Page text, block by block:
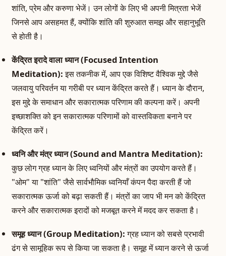
शांति, प्रेम और करुणा भेजें। उन लोगों के लिए भी अपनी मित्रता भेजें
जिनसे आप असहमत हैं, क्योंकि शांति की शुरुआत समझ और सहानुभूति
से होती है।
केंद्रित इरादे वाला ध्यान (Focused Intention
Meditation):इस तकनीक में, आप एक विशिष्ट वैश्विक मुद्दे जैसे
जलवायु परिवर्तन या गरीबी पर ध्यान केंद्रित करते हैं। ध्यान के दौरान,
इस मुद्दे के समाधान और सकारात्मक परिणाम की कल्पना करें। अपनी
इच्छाशक्ति को इन सकारात्मक परिणामों को वास्तविकता बनाने पर
केंद्रित करें।
ध्वनि और मंत्र ध्यान (Sound and Mantra Meditation):
कुछ लोग ग्रह ध्यान के लिए ध्वनियों और मंत्रों का उपयोग करते हैं।
"ओम" या "शांति" जैसे सार्वभौमिक ध्वनियाँ कंपन पैदा करती हैं जो
सकारात्मक ऊर्जा को बढ़ा सकती हैं। मंत्रों का जाप भी मन को केंद्रित
करने और सकारात्मक इरादों को मजबूत करने में मदद कर सकता है।
समूह ध्यान (Group Meditation):ग्रह ध्यान को सबसे प्रभावी
ढंग से सामूहिक रूप से किया जा सकता है। समूह में ध्यान करने से ऊर्जा